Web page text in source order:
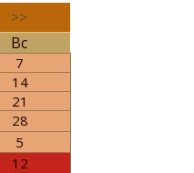
>>
Вс
7
14
21
28
5
12